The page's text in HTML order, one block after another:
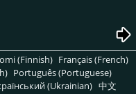
(Finnish) Français (French)
Português (Portuguese)
(Ukrainian) 中文